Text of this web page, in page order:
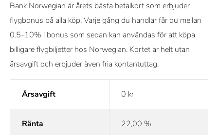
Bank Norwegian är årets bästa betalkort som erbjuder
flygbonus på alla köp. Varje gång du handlar får du mellan
0.5-10% i bonus som sedan kan användas för att köpa
billigare flygbiljetter hos Norwegian. Kortet är helt utan
årsavgift och erbjuder även fria kontantuttag.
Årsavgift 0 kr
Ränta 22,00 %